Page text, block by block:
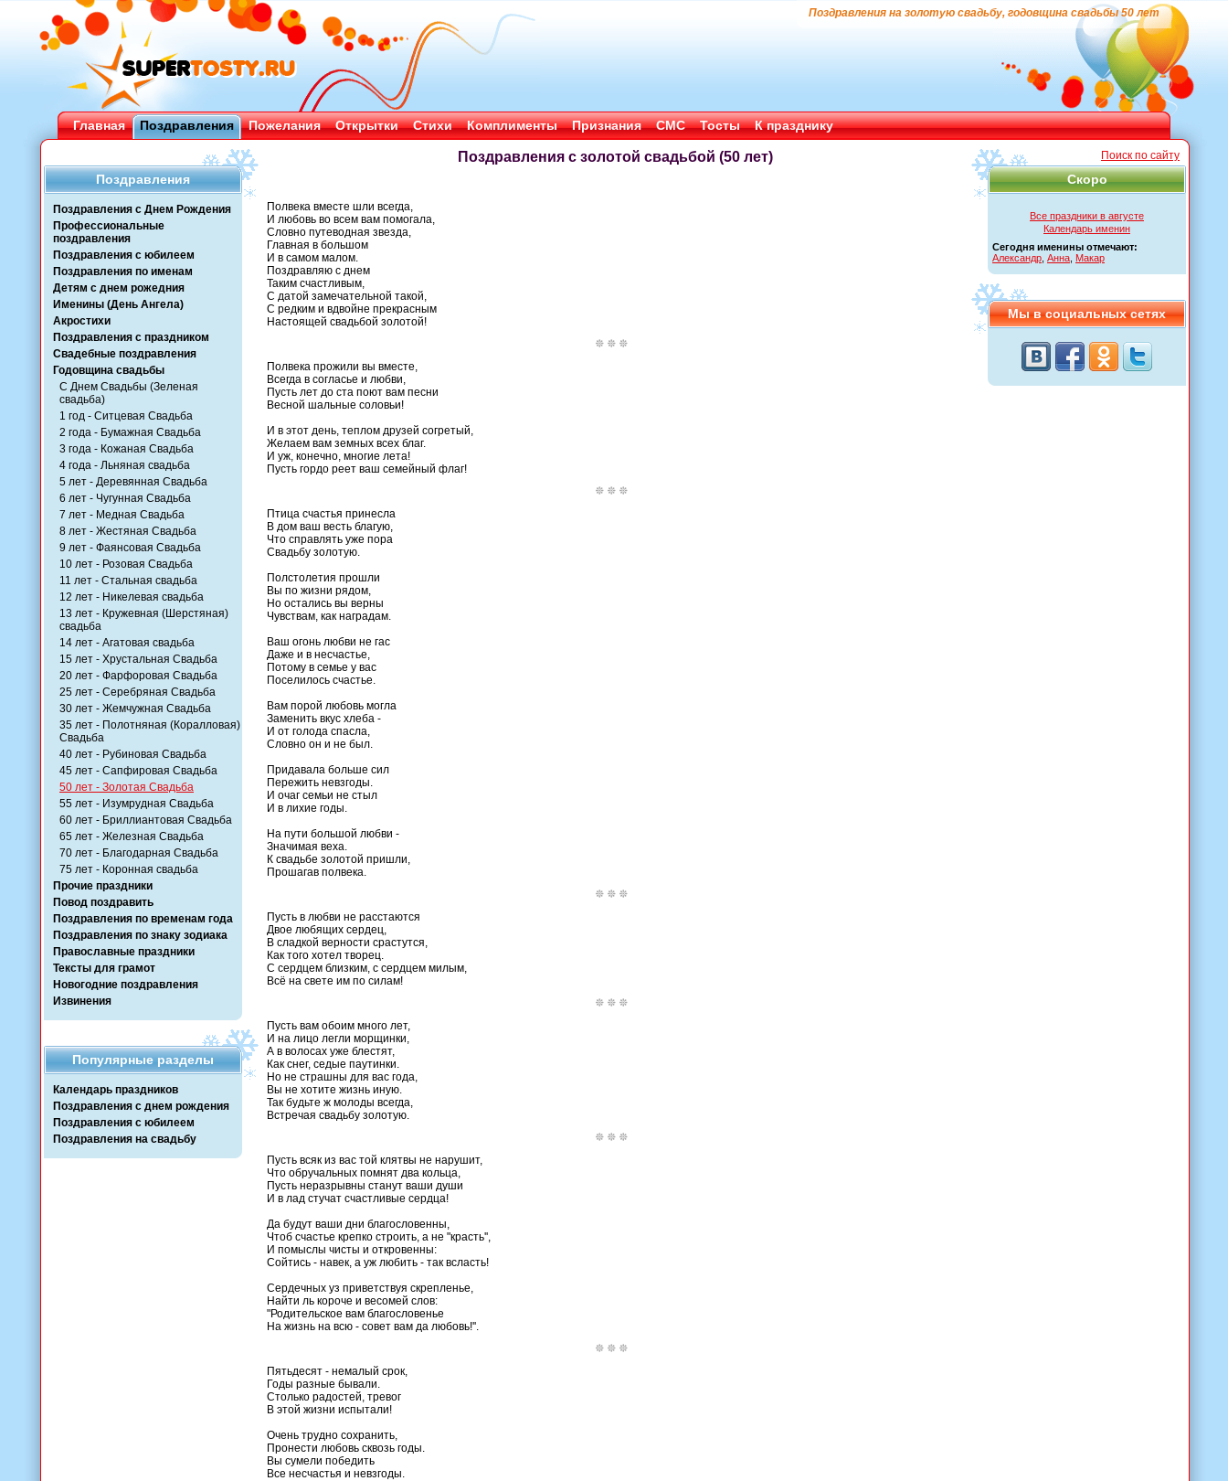
Поздравления на золотую свадьбу, годовщина свадьбы 50 лет
Главная Поздравления Пожелания Открытки Стихи Комплименты Признания СМС Тосты К празднику
Поздравления
Поздравления с Днем Рождения
Профессиональные
поздравления
Поздравления с юбилеем
Поздравления по именам
Детям с днем рожедния
Именины (День Ангела)
Акростихи
Поздравления с праздником
Свадебные поздравления
Годовщина свадьбы
С Днем Свадьбы (Зеленая
свадьба)
1 год - Ситцевая Свадьба
2 года - Бумажная Свадьба
3 года - Кожаная Свадьба
4 года - Льняная свадьба
5 лет - Деревянная Свадьба
6 лет - Чугунная Свадьба
7 лет - Медная Свадьба
8 лет - Жестяная Свадьба
9 лет - Фаянсовая Свадьба
10 лет - Розовая Свадьба
11 лет - Стальная свадьба
12 лет - Никелевая свадьба
13 лет - Кружевная (Шерстяная)
свадьба
14 лет - Агатовая свадьба
15 лет - Хрустальная Свадьба
20 лет - Фарфоровая Свадьба
25 лет - Серебряная Свадьба
30 лет - Жемчужная Свадьба
35 лет - Полотняная (Коралловая)
Свадьба
40 лет - Рубиновая Свадьба
45 лет - Сапфировая Свадьба
50 лет - Золотая Свадьба
55 лет - Изумрудная Свадьба
60 лет - Бриллиантовая Свадьба
65 лет - Железная Свадьба
70 лет - Благодарная Свадьба
75 лет - Коронная свадьба
Прочие праздники
Повод поздравить
Поздравления по временам года
Поздравления по знаку зодиака
Православные праздники
Тексты для грамот
Новогодние поздравления
Извинения
Популярные разделы
Календарь праздников
Поздравления с днем рождения
Поздравления с юбилеем
Поздравления на свадьбу
Поиск по сайту
Скоро
Все праздники в августе
Календарь именин
Сегодня именины отмечают:
Александр Анна Макар
Мы в социальных сетях
Поздравления с золотой свадьбой (50 лет)
Полвека вместе шли всегда,
И любовь во всем вам помогала,
Словно путеводная звезда,
Главная в большом
И в самом малом.
Поздравляю с днем
Таким счастливым,
С датой замечательной такой,
С редким и вдвойне прекрасным
Настоящей свадьбой золотой!
Полвека прожили вы вместе,
Всегда в согласье и любви,
Пусть лет до ста поют вам песни
Весной шальные соловьи!
И в этот день, теплом друзей согретый,
Желаем вам земных всех благ.
И уж, конечно, многие лета!
Пусть гордо реет ваш семейный флаг!
Птица счастья принесла
В дом ваш весть благую,
Что справлять уже пора
Свадьбу золотую.
Полстолетия прошли
Вы по жизни рядом,
Но остались вы верны
Чувствам, как наградам.
Ваш огонь любви не гас
Даже и в несчастье,
Потому в семье у вас
Поселилось счастье.
Вам порой любовь могла
Заменить вкус хлеба -
И от голода спасла,
Словно он и не был.
Придавала больше сил
Пережить невзгоды.
И очаг семьи не стыл
И в лихие годы.
На пути большой любви -
Значимая веха.
К свадьбе золотой пришли,
Прошагав полвека.
Пусть в любви не расстаются
Двое любящих сердец,
В сладкой верности срастутся,
Как того хотел творец.
С сердцем близким, с сердцем милым,
Всё на свете им по силам!
Пусть вам обоим много лет,
И на лицо легли морщинки,
А в волосах уже блестят,
Как снег, седые паутинки.
Но не страшны для вас года,
Вы не хотите жизнь иную.
Так будьте ж молоды всегда,
Встречая свадьбу золотую.
Пусть всяк из вас той клятвы не нарушит,
Что обручальных помнят два кольца,
Пусть неразрывны станут ваши души
И в лад стучат счастливые сердца!
Да будут ваши дни благословенны,
Чтоб счастье крепко строить, а не "красть'',
И помыслы чисты и откровенны:
Сойтись - навек, а уж любить - так всласть!
Сердечных уз приветствуя скрепленье,
Найти ль короче и весомей слов:
"Родительское вам благословенье
На жизнь на всю - совет вам да любовь!''.
Пятьдесят - немалый срок,
Годы разные бывали.
Столько радостей, тревог
В этой жизни испытали!
Очень трудно сохранить,
Пронести любовь сквозь годы.
Вы сумели победить
Все несчастья и невзгоды.